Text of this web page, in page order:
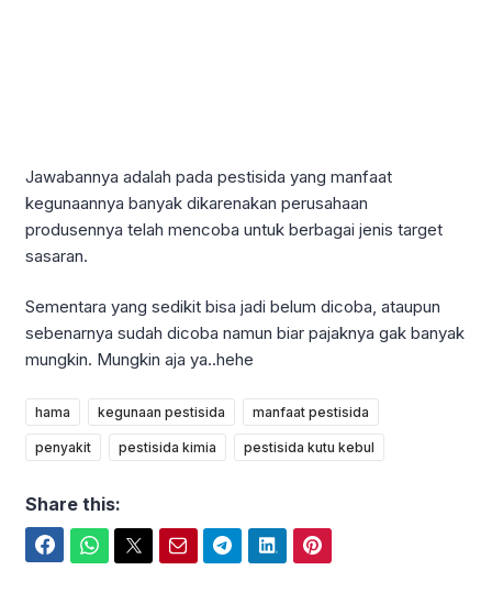
Jawabannya adalah pada pestisida yang manfaat
kegunaannya banyak dikarenakan perusahaan
produsennya telah mencoba untuk berbagai jenis target
sasaran.
Sementara yang sedikit bisa jadi belum dicoba, ataupun
sebenarnya sudah dicoba namun biar pajaknya gak banyak
mungkin. Mungkin aja ya..hehe
hama kegunaan pestisida manfaat pestisida
penyakit pestisida kimia pestisida kutu kebul
Share this: